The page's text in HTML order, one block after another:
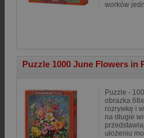
worków
Puzzle 1000 June Flowers in
Puzzle -
obrazka
rozrywkę i
na długie
ułożeniu